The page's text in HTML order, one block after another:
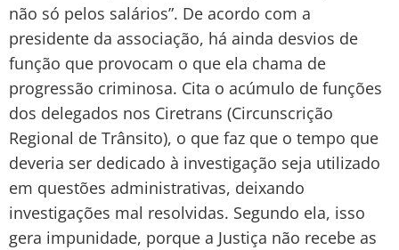
não só pelos salários”. De acordo com a
presidente da associação, há ainda desvios de
função que provocam o que ela chama de
progressão criminosa. Cita o acúmulo de funções
dos delegados nos Ciretrans (Circunscrição
Regional de Trânsito), o que faz que o tempo que
deveria ser dedicado à investigação seja utilizado
em questões administrativas, deixando
investigações mal resolvidas. Segundo ela, isso
gera impunidade, porque a Justiça não recebe as